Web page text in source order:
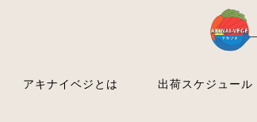
アキナイベジとは 出荷スケジュール